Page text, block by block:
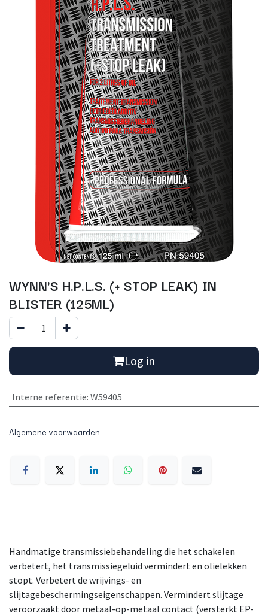
WYNN'S H.P.L.S. (+ STOP LEAK) IN
BLISTER (125ML)
Log in
Interne referentie: W59405
Algemene voorwaarden
Handmatige transmissiebehandeling die het schakelen
verbetert, het transmissiegeluid vermindert en olielekken
stopt. Verbetert de wrijvings- en
slijtagebeschermingseigenschappen. Vermindert slijtage
veroorzaakt door metaal-op-metaal contact (versterkt EP-